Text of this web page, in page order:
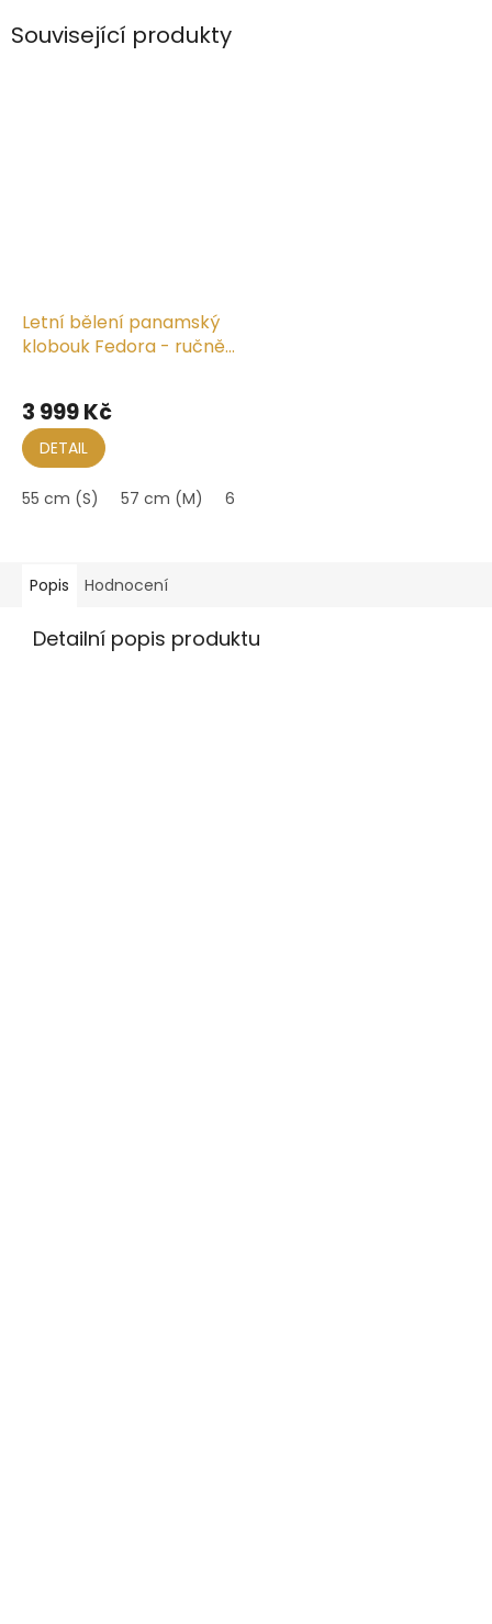
Související produkty
Letní bělení panamský
klobouk Fedora - ručně
3 999 Kč
DETAIL
55 cm (S) 57 cm (M) 61 cm (XL)
Popis Hodnocení
Detailní popis produktu